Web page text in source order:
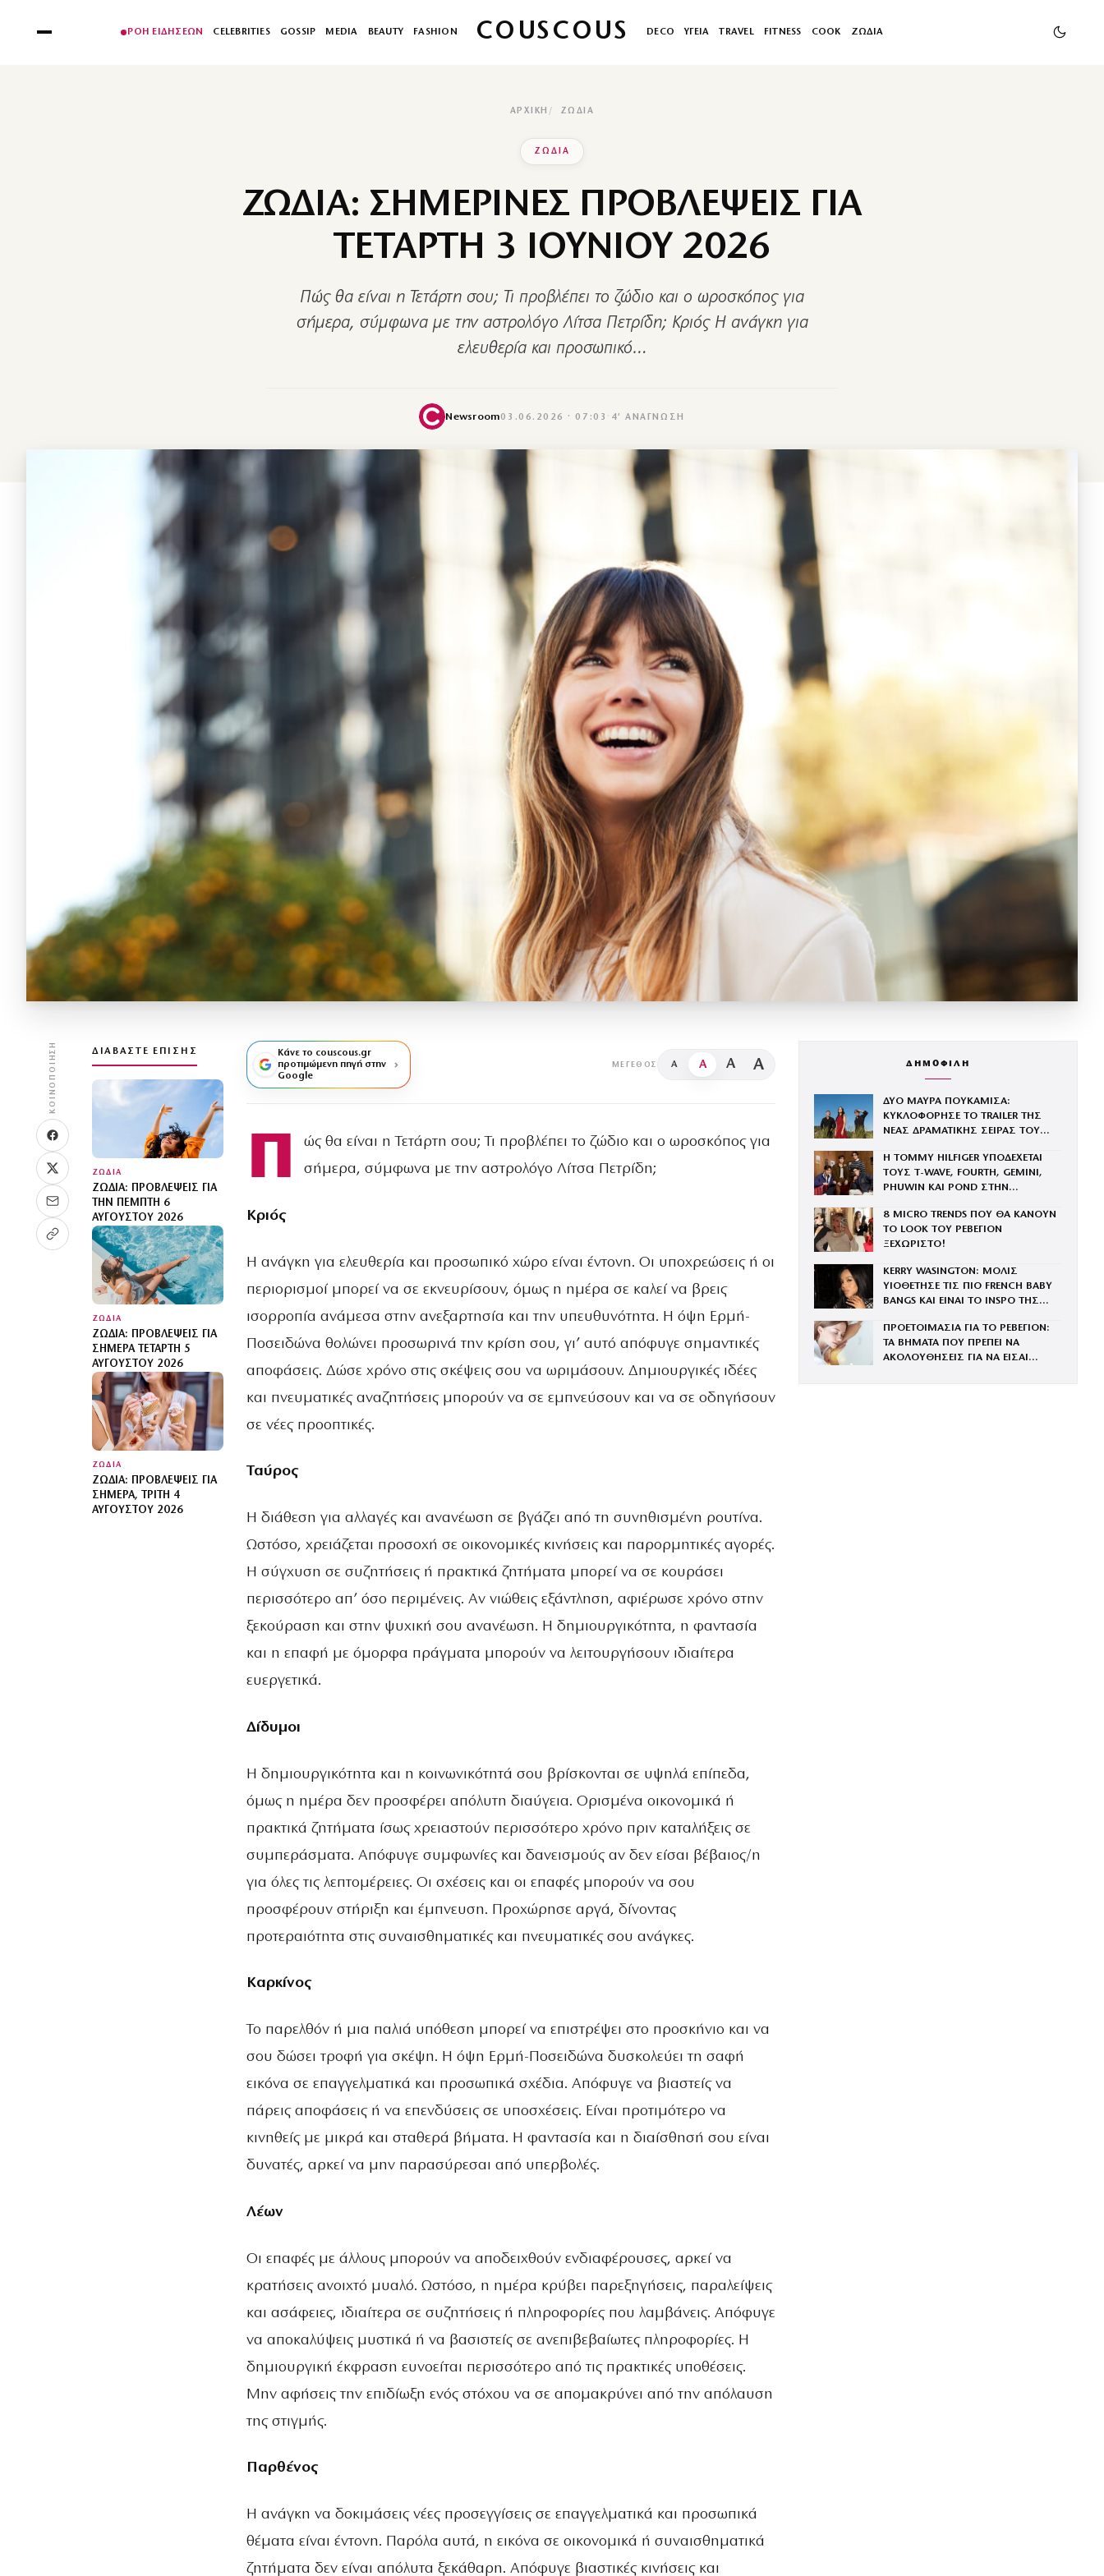
ΡΟΗ ΕΙΔΗΣΕΩΝ CELEBRITIES GOSSIP MEDIA BEAUTY FASHION COUSCOUS DECO ΥΓΕΙΑ TRAVEL FITNESS COOK ΖΩΔΙΑ
ΑΡΧΙΚΉ ΖΩΔΙΑ
ΖΩΔΙΑ
ΖΩΔΙΑ: ΣΗΜΕΡΙΝΕΣ ΠΡΟΒΛΕΨΕΙΣ ΓΙΑ
ΤΕΤΑΡΤΗ 3 ΙΟΥΝΙΟΥ 2026
Πώς θα είναι η Τετάρτη σου; Τι προβλέπει το ζώδιο και ο ωροσκόπος για
σήμερα, σύμφωνα με την αστρολόγο Λίτσα Πετρίδη; Κριός Η ανάγκη για
ελευθερία και προσωπικό…
Newsroom03.06.2026 · 07:03 · 4′ ΑΝΆΓΝΩΣΗ
ΚΟΙΝΟΠΟΊΗΣΗ ΔΙΑΒΆΣΤΕ ΕΠΊΣΗΣ
ΖΩΔΙΑ
ΖΏΔΙΑ: ΠΡΟΒΛΈΨΕΙΣ ΓΙΑ
ΤΗΝ ΠΈΜΠΤΗ 6
ΑΥΓΟΎΣΤΟΥ 2026
ΖΩΔΙΑ
ΖΏΔΙΑ: ΠΡΟΒΛΈΨΕΙΣ ΓΙΑ
ΣΉΜΕΡΑ ΤΕΤΆΡΤΗ 5
ΑΥΓΟΎΣΤΟΥ 2026
ΖΩΔΙΑ
ΖΏΔΙΑ: ΠΡΟΒΛΈΨΕΙΣ ΓΙΑ
ΣΉΜΕΡΑ, ΤΡΊΤΗ 4
ΑΥΓΟΎΣΤΟΥ 2026
Κάνε το couscous.gr
προτιμώμενη πηγή στην
Google
ΜΈΓΕΘΟΣ A A A A
Π
ώς θα είναι η Τετάρτη σου; Τι προβλέπει το ζώδιο και ο ωροσκόπος για
σήμερα, σύμφωνα με την αστρολόγο Λίτσα Πετρίδη;
Κριός
Η ανάγκη για ελευθερία και προσωπικό χώρο είναι έντονη. Οι υποχρεώσεις ή οι
περιορισμοί μπορεί να σε εκνευρίσουν, όμως η ημέρα σε καλεί να βρεις
ισορροπία ανάμεσα στην ανεξαρτησία και την υπευθυνότητα. Η όψη Ερμή-
Ποσειδώνα θολώνει προσωρινά την κρίση σου, γι’ αυτό απόφυγε σημαντικές
αποφάσεις. Δώσε χρόνο στις σκέψεις σου να ωριμάσουν. Δημιουργικές ιδέες
και πνευματικές αναζητήσεις μπορούν να σε εμπνεύσουν και να σε οδηγήσουν
σε νέες προοπτικές.
Ταύρος
Η διάθεση για αλλαγές και ανανέωση σε βγάζει από τη συνηθισμένη ρουτίνα.
Ωστόσο, χρειάζεται προσοχή σε οικονομικές κινήσεις και παρορμητικές αγορές.
Η σύγχυση σε συζητήσεις ή πρακτικά ζητήματα μπορεί να σε κουράσει
περισσότερο απ’ όσο περιμένεις. Αν νιώθεις εξάντληση, αφιέρωσε χρόνο στην
ξεκούραση και στην ψυχική σου ανανέωση. Η δημιουργικότητα, η φαντασία
και η επαφή με όμορφα πράγματα μπορούν να λειτουργήσουν ιδιαίτερα
ευεργετικά.
Δίδυμοι
Η δημιουργικότητα και η κοινωνικότητά σου βρίσκονται σε υψηλά επίπεδα,
όμως η ημέρα δεν προσφέρει απόλυτη διαύγεια. Ορισμένα οικονομικά ή
πρακτικά ζητήματα ίσως χρειαστούν περισσότερο χρόνο πριν καταλήξεις σε
συμπεράσματα. Απόφυγε συμφωνίες και δανεισμούς αν δεν είσαι βέβαιος/η
για όλες τις λεπτομέρειες. Οι σχέσεις και οι επαφές μπορούν να σου
προσφέρουν στήριξη και έμπνευση. Προχώρησε αργά, δίνοντας
προτεραιότητα στις συναισθηματικές και πνευματικές σου ανάγκες.
Καρκίνος
Το παρελθόν ή μια παλιά υπόθεση μπορεί να επιστρέψει στο προσκήνιο και να
σου δώσει τροφή για σκέψη. Η όψη Ερμή-Ποσειδώνα δυσκολεύει τη σαφή
εικόνα σε επαγγελματικά και προσωπικά σχέδια. Απόφυγε να βιαστείς να
πάρεις αποφάσεις ή να επενδύσεις σε υποσχέσεις. Είναι προτιμότερο να
κινηθείς με μικρά και σταθερά βήματα. Η φαντασία και η διαίσθησή σου είναι
δυνατές, αρκεί να μην παρασύρεσαι από υπερβολές.
Λέων
Οι επαφές με άλλους μπορούν να αποδειχθούν ενδιαφέρουσες, αρκεί να
κρατήσεις ανοιχτό μυαλό. Ωστόσο, η ημέρα κρύβει παρεξηγήσεις, παραλείψεις
και ασάφειες, ιδιαίτερα σε συζητήσεις ή πληροφορίες που λαμβάνεις. Απόφυγε
να αποκαλύψεις μυστικά ή να βασιστείς σε ανεπιβεβαίωτες πληροφορίες. Η
δημιουργική έκφραση ευνοείται περισσότερο από τις πρακτικές υποθέσεις.
Μην αφήσεις την επιδίωξη ενός στόχου να σε απομακρύνει από την απόλαυση
της στιγμής.
Παρθένος
Η ανάγκη να δοκιμάσεις νέες προσεγγίσεις σε επαγγελματικά και προσωπικά
θέματα είναι έντονη. Παρόλα αυτά, η εικόνα σε οικονομικά ή συναισθηματικά
ζητήματα δεν είναι απόλυτα ξεκάθαρη. Απόφυγε βιαστικές κινήσεις και
ΔΗΜΟΦΙΛΗ
ΔΥΟ ΜΑΥΡΑ ΠΟΥΚΑΜΙΣΑ:
ΚΥΚΛΟΦΟΡΗΣΕ ΤΟ TRAILER ΤΗΣ
ΝΕΑΣ ΔΡΑΜΑΤΙΚΗΣ ΣΕΙΡΑΣ ΤΟΥ
Η TOMMY HILFIGER ΥΠΟΔΕΧΕΤΑΙ
ΤΟΥΣ Τ-WAVE, FOURTH, GEMINI,
PHUWIN ΚΑΙ POND ΣΤΗΝ
8 MICRO TRENDS ΠΟΥ ΘΑ ΚΑΝΟΥΝ
ΤΟ LOOK ΤΟΥ ΡΕΒΕΓΙΟΝ
ΞΕΧΩΡΙΣΤΟ!
KERRY WASINGTON: ΜΟΛΙΣ
ΥΙΟΘΕΤΗΣΕ ΤΙΣ ΠΙΟ FRENCH BABY
BANGS ΚΑΙ ΕΙΝΑΙ ΤΟ INSPO ΤΗΣ
ΠΡΟΕΤΟΙΜΑΣΙΑ ΓΙΑ ΤΟ ΡΕΒΕΓΙΟΝ:
ΤΑ ΒΗΜΑΤΑ ΠΟΥ ΠΡΕΠΕΙ ΝΑ
ΑΚΟΛΟΥΘΗΣΕΙΣ ΓΙΑ ΝΑ ΕΙΣΑΙ